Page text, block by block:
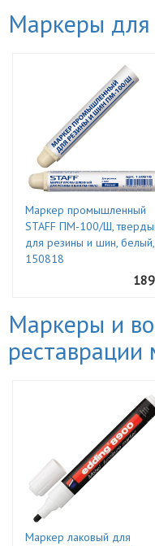
Маркеры
Маркер промышленный
STAFF ПМ-100/Ш,
для резины и шин, белый,
150818
189
Маркеры и
реставрации
Маркер лаковый для